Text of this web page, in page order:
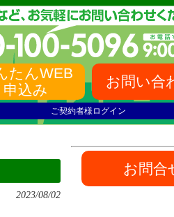
たんWEB
申込み
お問い合
ご契約者様ログイン
2023/08/02
お問合